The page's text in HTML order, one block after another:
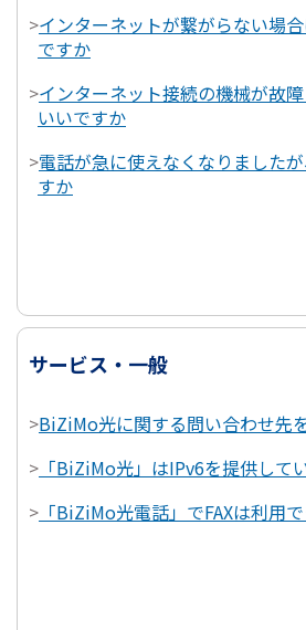
>インターネットが繋がらない場
ですか
>インターネット接続の機械が故
いいですか
>電話が急に使えなくなりました
すか
サービス・一般
>BiZiMo光に関する問い合わせ先
> 「BiZiMo光」はIPv6を提供して
> 「BiZiMo光電話」でFAXは利用